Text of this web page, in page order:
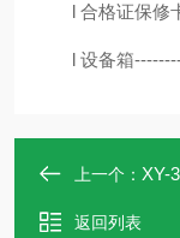
l 合格证保修
l 设备箱
上一个： XY-
返回列表